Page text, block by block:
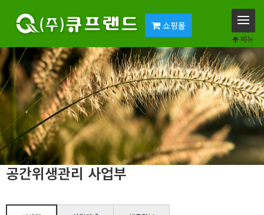
쇼핑몰
메뉴
공간위생관리 사업부